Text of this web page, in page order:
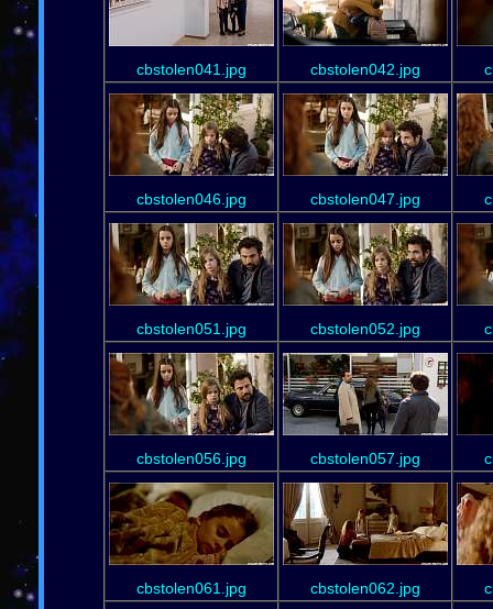
cbstolen041.jpg cbstolen042.jpg
cbstolen046.jpg cbstolen047.jpg
cbstolen051.jpg cbstolen052.jpg
cbstolen056.jpg cbstolen057.jpg
cbstolen061.jpg cbstolen062.jpg